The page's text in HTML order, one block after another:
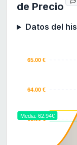
de Precio
Datos del
65.00 €
64.00 €
63.00 €
Media: 62.94€